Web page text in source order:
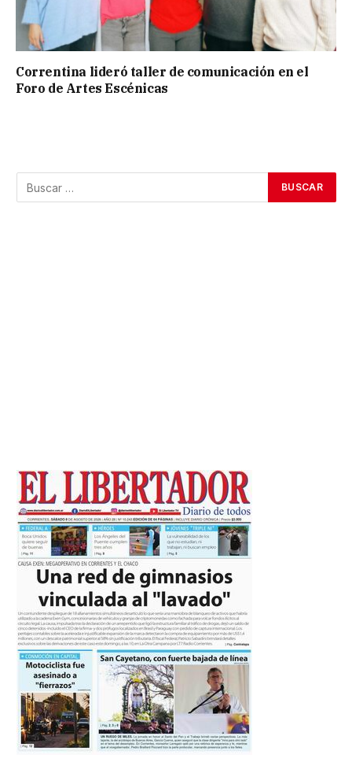
Correntina lideró taller de comunicación en el
Foro de Artes Escénicas